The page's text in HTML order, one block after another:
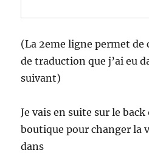
(La 2eme ligne permet de
de traduction que j’ai eu
suivant)
Je vais en suite sur le
boutique pour changer la
dans